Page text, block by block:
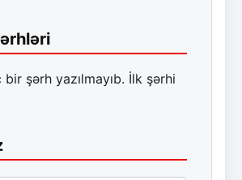
şərh yazılmayıb. İlk şərhi